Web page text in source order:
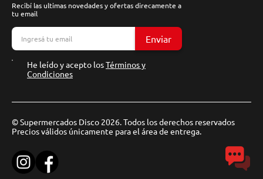
Recibí las ultimas novedades y ofertas direcamente a
tu email
Enviar
He leído y acepto losTérminos y
Condiciones
© Supermercados Disco 2026. Todos los derechos reservados
Precios válidos únicamente para el área de entrega.